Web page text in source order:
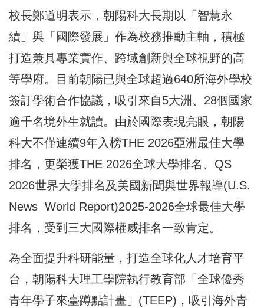
校長鄭道明表示，朝陽科大長期以「智慧永
續」與「國際發展」作為校務推動主軸，積極
打造兼具專業實作、跨域創新與全球視野的高
等學府。目前朝陽已與全球超過640所海外學校
簽訂學術合作協議，吸引來自5大洲、28個國家
逾千名境外生就讀。由於國際表現亮眼，朝陽
科大不僅連續9年入榜THE 2026亞洲最佳大學
排名，更榮獲THE 2026全球大學排名、QS
2026世界大學排名及美國新聞與世界報導(U.S.
News World Report)2025-2026全球最佳大學
排名，受到三大國際權威排名一致肯定。
為全面提升科研能量，打造全球化人才培育平
台，朝陽科大理工學院執行教育部「全球優秀
青年學子來臺蹲點計畫」(TEEP)，吸引海外青